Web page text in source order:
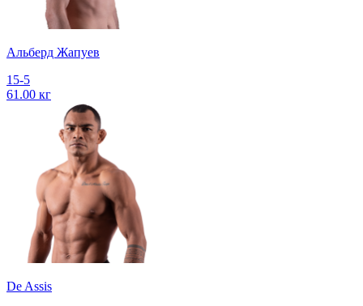
Альберд Жапуев
15-5
61.00 кг
De Assis